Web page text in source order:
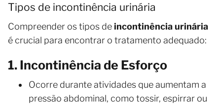
Tipos de incontinência urinária
Compreender os tipos de incontinência urinária
é crucial para encontrar o tratamento adequado:
1. Incontinência de Esforço
Ocorre durante atividades que aumentam a
pressão abdominal, como tossir, espirrar ou